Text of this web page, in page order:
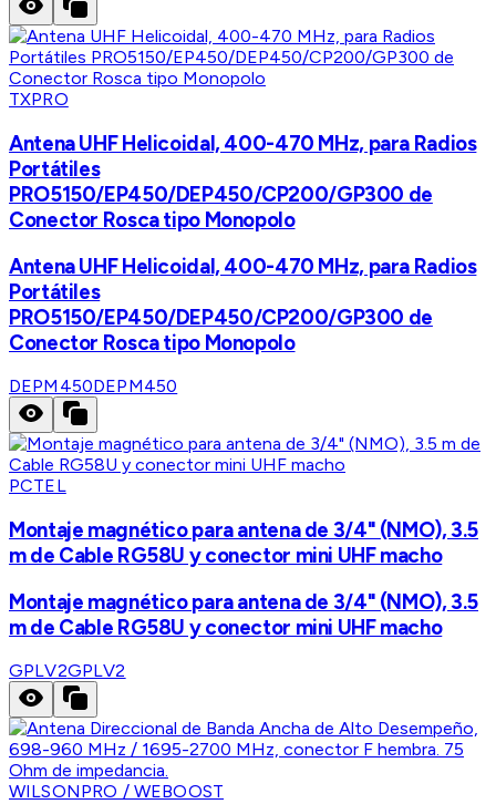
TXPRO
Antena UHF Helicoidal, 400-470 MHz, para Radios
Portátiles
PRO5150/EP450/DEP450/CP200/GP300 de
Conector Rosca tipo Monopolo
Antena UHF Helicoidal, 400-470 MHz, para Radios
Portátiles
PRO5150/EP450/DEP450/CP200/GP300 de
Conector Rosca tipo Monopolo
DEPM450DEPM450
PCTEL
Montaje magnético para antena de 3/4" (NMO), 3.5
m de Cable RG58U y conector mini UHF macho
Montaje magnético para antena de 3/4" (NMO), 3.5
m de Cable RG58U y conector mini UHF macho
GPLV2GPLV2
WILSONPRO / WEBOOST